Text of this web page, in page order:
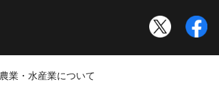
業・水産業について